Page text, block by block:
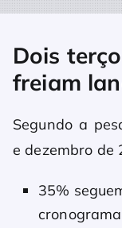
Dois
freiam
Segundo a
e dezembro de
35%
cronograma